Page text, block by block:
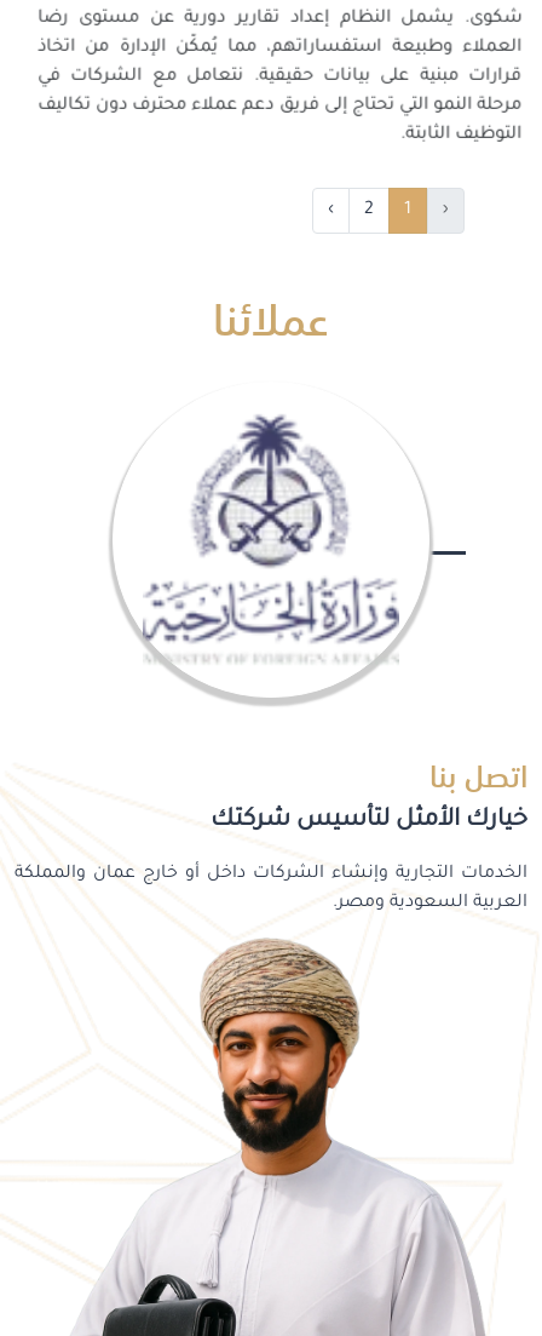
شكوى. يشمل النظام إعداد تقارير دورية عن مستوى رضا
العملاء وطبيعة استفساراتهم، مما يُمكّن الإدارة من اتخاذ
قرارات مبنية على بيانات حقيقية. نتعامل مع الشركات في
مرحلة النمو التي تحتاج إلى فريق دعم عملاء محترف دون تكاليف
التوظيف الثابتة.
‹
1
2
›
عملائنا
اتصل بنا
خيارك الأمثل لتأسيس شركتك
الخدمات التجارية وإنشاء الشركات داخل أو خارج عمان والمملكة
العربية السعودية ومصر.